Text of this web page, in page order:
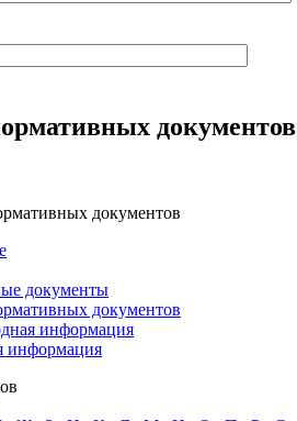
документов
документов
документы
документов
информация
информация